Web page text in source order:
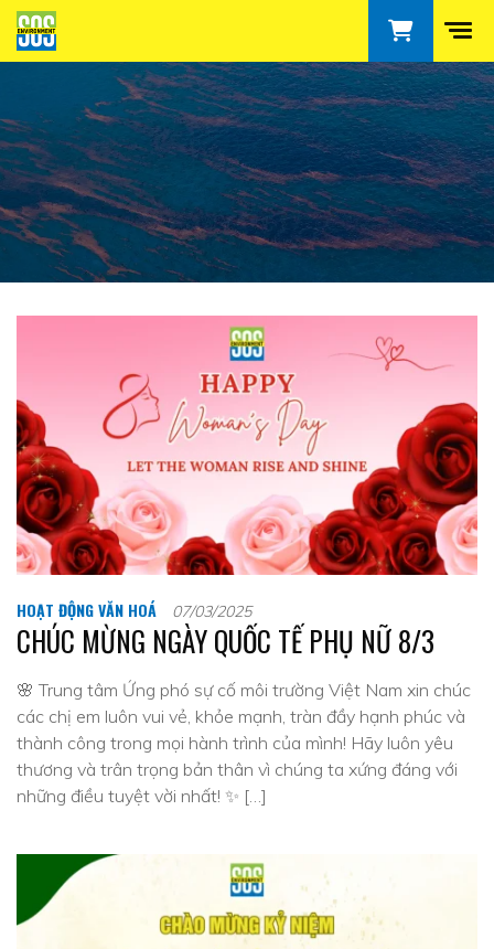
HOẠT ĐỘNG VĂN HOÁ 07/03/2025
CHÚC MỪNG NGÀY QUỐC TẾ PHỤ NỮ 8/3
🌸 Trung tâm Ứng phó sự cố môi trường Việt Nam xin chúc
các chị em luôn vui vẻ, khỏe mạnh, tràn đầy hạnh phúc và
thành công trong mọi hành trình của mình! Hãy luôn yêu
thương và trân trọng bản thân vì chúng ta xứng đáng với
những điều tuyệt vời nhất! ✨ […]